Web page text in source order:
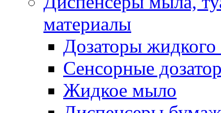
материалы
Дозаторы
Сенсорные
Жидкое мыло